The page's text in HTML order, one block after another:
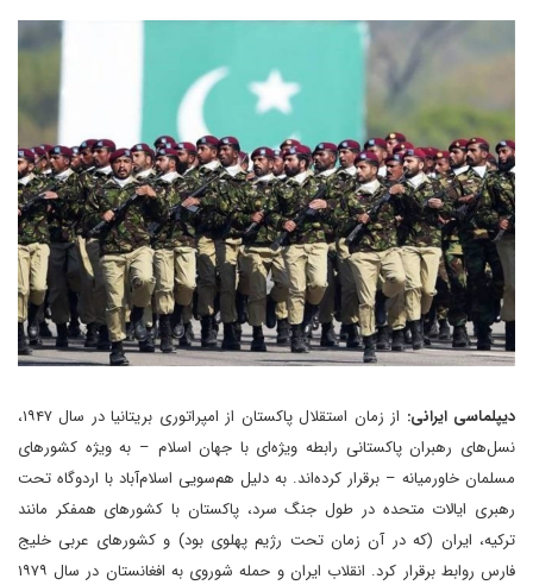
دیپلماسی ایرانی:
از زمان استقلال پاکستان از امپراتوری بریتانیا در سال ۱۹۴۷،
نسل‌های رهبران پاکستانی رابطه ویژه‌ای با جهان اسلام – به ویژه کشورهای
مسلمان خاورمیانه – برقرار کرده‌اند. به دلیل هم‌سویی اسلام‌آباد با اردوگاه تحت
رهبری ایالات متحده در طول جنگ سرد، پاکستان با کشورهای همفکر مانند
ترکیه، ایران (که در آن زمان تحت رژیم پهلوی بود) و کشورهای عربی خلیج
فارس روابط برقرار کرد. انقلاب ایران و حمله شوروی به افغانستان در سال ۱۹۷۹